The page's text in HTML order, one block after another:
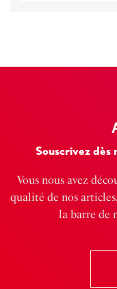
Souscrivez dès
Vous nous avez
qualité de nos
la barre de